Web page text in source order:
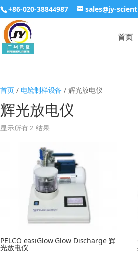
+86-020-38844987 sales@jy-
首页
首页 / 电镜制样设备 / 辉光放电仪
辉光放电仪
显示所有 2 结果
PELCO easiGlow Glow Discharge 辉
光放电仪